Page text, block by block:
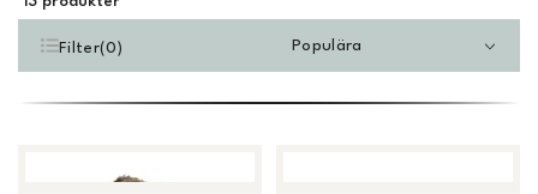
Filter(0) Populära